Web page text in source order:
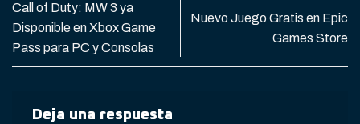
Call of Duty: MW 3 ya
Disponible en Xbox Game
Pass para PC y Consolas
Nuevo Juego Gratis en Epic
Games Store
Deja una respuesta